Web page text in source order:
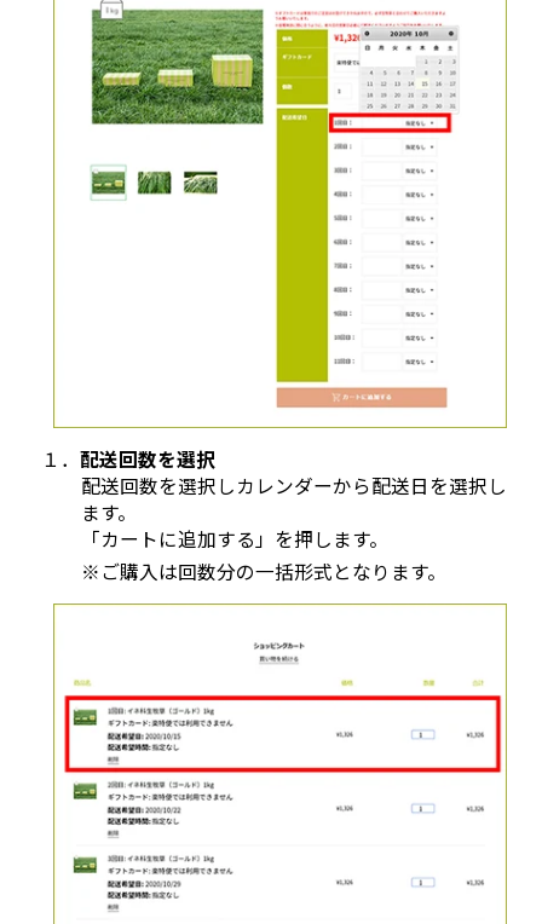
１． 配送回数を選択
配送回数を選択しカレンダーから配送日を選択し
ます。
「カートに追加する」を押します。
※ご購入は回数分の一括形式となります。